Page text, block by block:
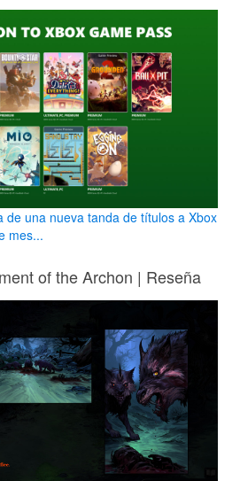
de una nueva tanda de títulos a Xbox
mes...
of the Archon | Reseña